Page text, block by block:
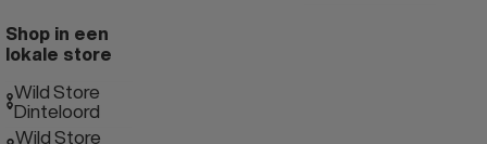
Shop in een
lokale store
Wild Store
Dinteloord
Wild Store